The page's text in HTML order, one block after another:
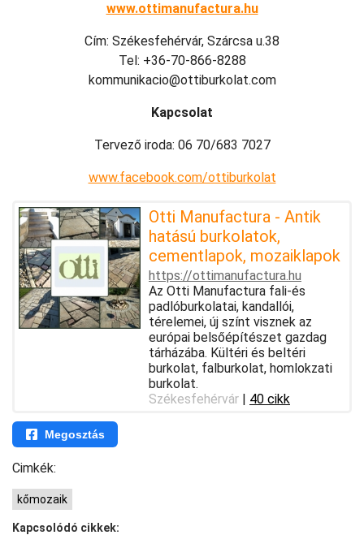
www.ottimanufactura.hu
Cím: Székesfehérvár, Szárcsa u.38
Tel: +36-70-866-8288
kommunikacio@ottiburkolat.com
Kapcsolat
Tervező iroda: 06 70/683 7027
www.facebook.com/ottiburkolat
Otti Manufactura - Antik
hatású burkolatok,
cementlapok, mozaiklapok
https://ottimanufactura.hu
Az Otti Manufactura fali-és
padlóburkolatai, kandallói,
térelemei, új színt visznek az
európai belsőépítészet gazdag
tárházába. Kültéri és beltéri
burkolat, falburkolat, homlokzati
burkolat.
Székesfehérvár
40 cikk
Megosztás
Cimkék:
kőmozaik
Kapcsolódó cikkek: